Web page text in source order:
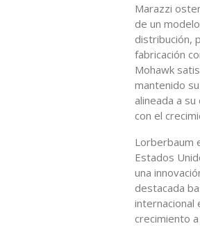
Marazzi
de un
distribución,
fabricación
Mohawk
mantenido
alineada a
con el
Lorberbaum
Estados
una
destacada
internacional
crecimiento